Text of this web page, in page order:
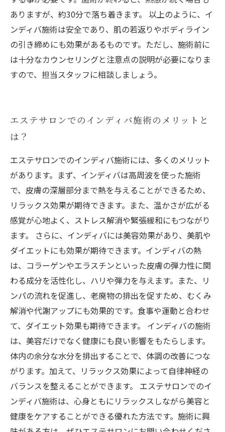
ありますが、約30分で落ち着きます。 以上のように、イ
ンディバ施術は安全であり、肌の若返りやボディライン
の引き締めにも効果があるものです。ただし、施術前に
は十分なカウンセリングと注意点の説明が必要になりま
すので、担当スタッフに相談しましょう。
エステサロンでのインディバ施術のメリットと
は？
エステサロンでのインディバ施術には、多くのメリット
があります。まず、インディバは高周波を使った施術
で、皮膚の深層部分まで熱を与えることができるため、
リラックス効果が期待できます。また、温かさが広がる
感覚が心地よく、ストレス解消や緊張緩和にもつながり
ます。 さらに、インディバには美容効果があり、美肌や
ダイエットにも効果が期待できます。インディバの熱
は、コラーゲンやエラスチンといった皮膚の弾力性に関
わる成分を活性化し、ハリや弾力を与えます。また、リ
ンパの流れを促進し、老廃物の排出を促すため、むくみ
解消や代謝アップにも効果的です。食事や運動と合わせ
て、ダイエット効果も期待できます。 インディバの施術
は、美容だけでなく健康にも良い影響をもたらします。
体内の余分な水分を排出することで、体調の改善につな
がります。加えて、リラックス効果によって自律神経の
バランスを整えることができます。 エステサロンでのイ
ンディバ施術は、心身ともにリラックスしながら美容と
健康をケアすることができる優れた方法です。施術に興